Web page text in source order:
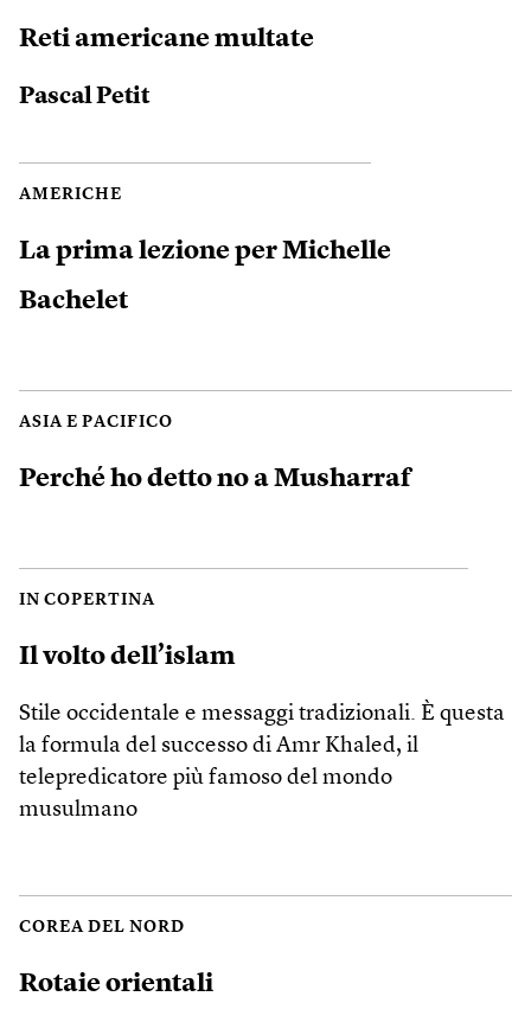
Reti americane multate
Pascal Petit
AMERICHE
La prima lezione per Michelle
Bachelet
ASIA E PACIFICO
Perché ho detto no a Musharraf
IN COPERTINA
Il volto dell’islam
Stile occidentale e messaggi tradizionali. È questa
la formula del successo di Amr Khaled, il
telepredicatore più famoso del mondo
musulmano
COREA DEL NORD
Rotaie orientali